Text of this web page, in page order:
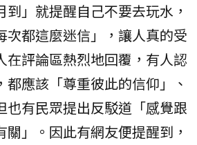
」就提醒自己不要去玩水，
次都這麼迷信」，讓人真的受
在評論區熱烈地回覆，有人認
都應該「尊重彼此的信仰」、
也有民眾提出反駁道「感覺跟
」。因此有網友便提醒到，